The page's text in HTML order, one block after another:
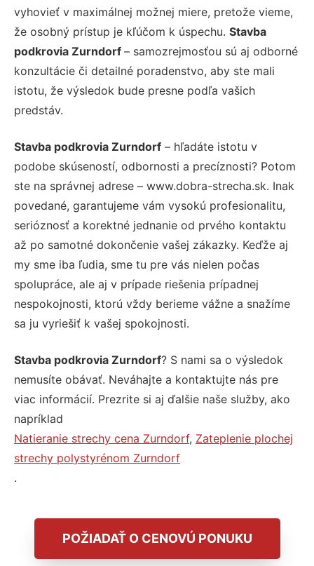
vyhovieť v maximálnej možnej miere, pretože vieme,
že osobný prístup je kľúčom k úspechu. Stavba
podkrovia Zurndorf – samozrejmosťou sú aj odborné
konzultácie či detailné poradenstvo, aby ste mali
istotu, že výsledok bude presne podľa vašich
predstáv.
Stavba podkrovia Zurndorf – hľadáte istotu v
podobe skúseností, odbornosti a precíznosti? Potom
ste na správnej adrese – www.dobra-strecha.sk. Inak
povedané, garantujeme vám vysokú profesionalitu,
serióznosť a korektné jednanie od prvého kontaktu
až po samotné dokončenie vašej zákazky. Keďže aj
my sme iba ľudia, sme tu pre vás nielen počas
spolupráce, ale aj v prípade riešenia prípadnej
nespokojnosti, ktorú vždy berieme vážne a snažíme
sa ju vyriešiť k vašej spokojnosti.
Stavba podkrovia Zurndorf? S nami sa o výsledok
nemusíte obávať. Neváhajte a kontaktujte nás pre
viac informácií. Prezrite si aj ďalšie naše služby, ako
napríklad
Natieranie strechy cena Zurndorf, Zateplenie plochej
strechy polystyrénom Zurndorf
.
POŽIADAŤ O CENOVÚ PONUKU